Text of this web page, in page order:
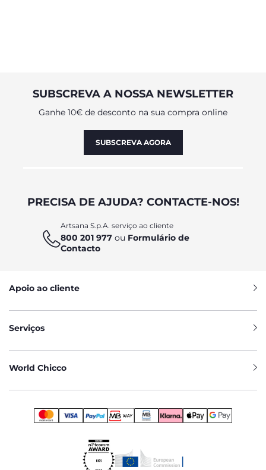
SUBSCREVA A NOSSA NEWSLETTER
Ganhe 10€ de desconto na sua compra online
SUBSCREVA AGORA
PRECISA DE AJUDA? CONTACTE-NOS!
Artsana S.p.A. serviço ao cliente
800 201 977 ou Formulário de
Contacto
Apoio ao cliente
Serviços
World Chicco